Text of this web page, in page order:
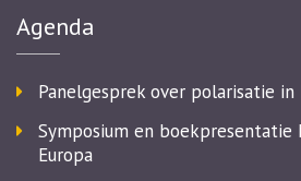
Agenda
Panelgesprek over polarisatie
Symposium en
Europa